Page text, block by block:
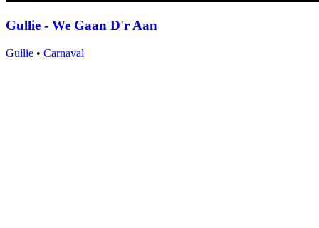
Gullie - We Gaan D'r Aan
Gullie • Carnaval